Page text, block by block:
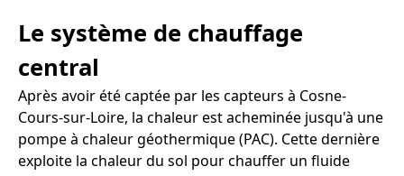
Le système de chauffage
central
Après avoir été captée par les capteurs à Cosne-
Cours-sur-Loire, la chaleur est acheminée jusqu'à une
pompe à chaleur géothermique (PAC). Cette dernière
exploite la chaleur du sol pour chauffer un fluide